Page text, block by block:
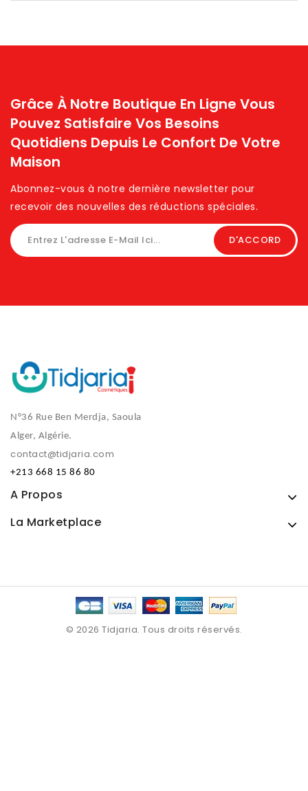
Grâce À Notre Boutique En Ligne Vous
Pouvez Satisfaire Vos Besoins
Quotidiens Depuis Le Confort De Votre
Maison
Abonnez-vous à notre dernière newsletter pour
recevoir des nouvelles des réductions spéciales. ​
N°36 Rue Ben Merdja, Saoula
Alger, Algérie.
contact@tidjaria.com
+213 668 15 86 80
A Propos
La Marketplace
© 2026 Tidjaria. Tous droits réservés.